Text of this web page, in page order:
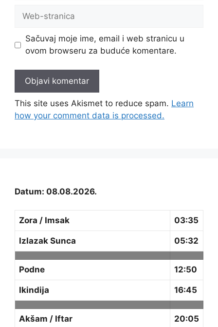
Web-
Sačuvaj moje ime, email i web stranicu u
ovom browseru za buduće komentare.
This site uses Akismet to reduce spam. Learn
how your comment data is processed.
Datum: 08.08.2026.
Zora / Imsak 03:35
Izlazak Sunca 05:32
Podne 12:50
Ikindija 16:45
Akšam / Iftar 20:05